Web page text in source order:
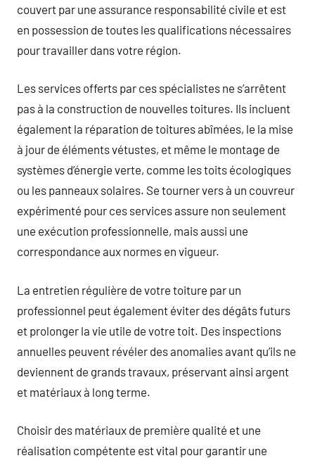
couvert par une assurance responsabilité civile et est
en possession de toutes les qualifications nécessaires
pour travailler dans votre région.
Les services offerts par ces spécialistes ne s’arrêtent
pas à la construction de nouvelles toitures. Ils incluent
également la réparation de toitures abîmées, le la mise
à jour de éléments vétustes, et même le montage de
systèmes d’énergie verte, comme les toits écologiques
ou les panneaux solaires. Se tourner vers à un couvreur
expérimenté pour ces services assure non seulement
une exécution professionnelle, mais aussi une
correspondance aux normes en vigueur.
La entretien régulière de votre toiture par un
professionnel peut également éviter des dégâts futurs
et prolonger la vie utile de votre toit. Des inspections
annuelles peuvent révéler des anomalies avant qu’ils ne
deviennent de grands travaux, préservant ainsi argent
et matériaux à long terme.
Choisir des matériaux de première qualité et une
réalisation compétente est vital pour garantir une